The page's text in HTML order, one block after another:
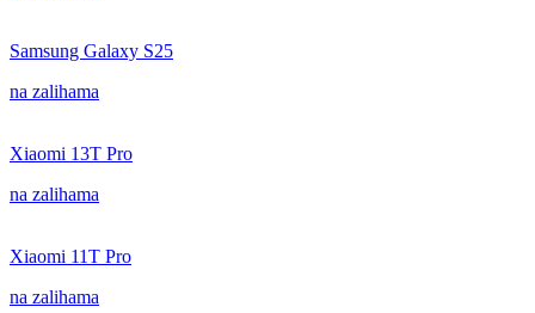
Samsung Galaxy S25
na zalihama
Xiaomi 13T Pro
na zalihama
Xiaomi 11T Pro
na zalihama